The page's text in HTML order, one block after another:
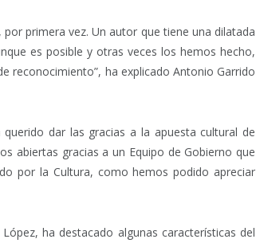
primera vez. Un autor que tiene una dilatada
es posible y otras veces los hemos hecho,
reconocimiento”, ha explicado Antonio Garrido
dar las gracias a la apuesta cultural de
abiertas gracias a un Equipo de Gobierno que
por la Cultura, como hemos podido apreciar
ha destacado algunas características del